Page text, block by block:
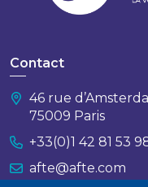
Contact
46 rue
75009 Paris
+33(0)1 42 81 53
afte@afte.com